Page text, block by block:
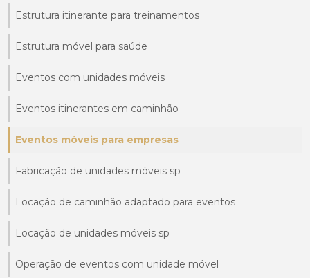
Estrutura itinerante para treinamentos
Estrutura móvel para saúde
Eventos com unidades móveis
Eventos itinerantes em caminhão
Eventos móveis para empresas
Fabricação de unidades móveis sp
Locação de caminhão adaptado para eventos
Locação de unidades móveis sp
Operação de eventos com unidade móvel